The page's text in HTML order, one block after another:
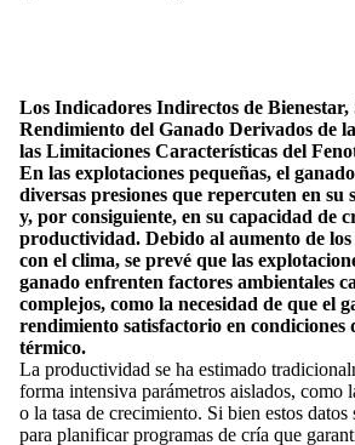
Los Indicadores Indirectos de Bienestar,
Rendimiento del Ganado Derivados de
las Limitaciones Características del
En las explotaciones pequeñas, el
diversas presiones que repercuten en su
y, por consiguiente, en su capacidad de
productividad. Debido al aumento de los
con el clima, se prevé que las
ganado enfrenten factores ambientales
complejos, como la necesidad de que el
rendimiento satisfactorio en condiciones
térmico.
La productividad se ha estimado
forma intensiva parámetros aislados, como
o la tasa de crecimiento. Si bien estos datos
para planificar programas de cría que